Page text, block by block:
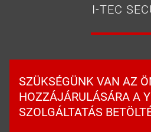
I-TEC
SZÜKSÉGÜNK VAN AZ
HOZZÁJÁRULÁSÁRA A
SZOLGÁLTATÁS